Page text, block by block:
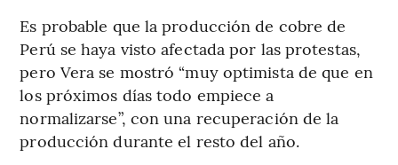
Es probable que la producción de cobre de
Perú se haya visto afectada por las protestas,
pero Vera se mostró “muy optimista de que en
los próximos días todo empiece a
normalizarse”, con una recuperación de la
producción durante el resto del año.